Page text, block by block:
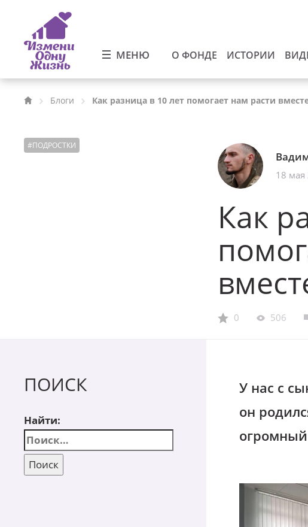
МЕНЮ О ФОНДЕ ИСТОРИИ
Блоги Как разница в 10 лет помогает нам расти
#ПОДРОСТКИ
18 мая
Как
0 506
ПОИСК
Найти:
У нас с
он